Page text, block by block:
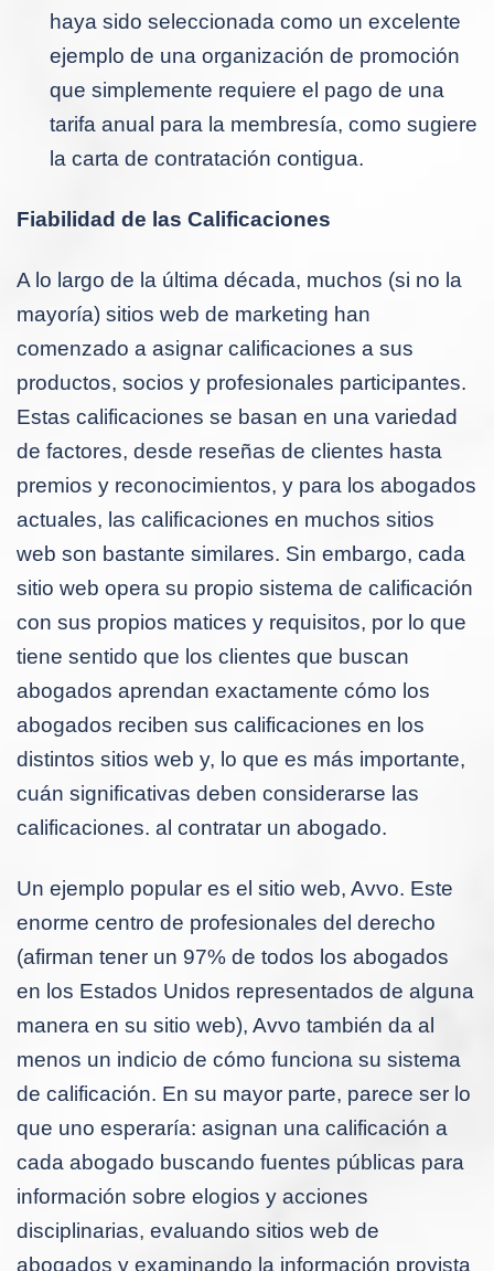
haya sido seleccionada como un excelente
ejemplo de una organización de promoción
que simplemente requiere el pago de una
tarifa anual para la membresía, como sugiere
la carta de contratación contigua.
Fiabilidad de las Calificaciones
A lo largo de la última década, muchos (si no la
mayoría) sitios web de marketing han
comenzado a asignar calificaciones a sus
productos, socios y profesionales participantes.
Estas calificaciones se basan en una variedad
de factores, desde reseñas de clientes hasta
premios y reconocimientos, y para los abogados
actuales, las calificaciones en muchos sitios
web son bastante similares. Sin embargo, cada
sitio web opera su propio sistema de calificación
con sus propios matices y requisitos, por lo que
tiene sentido que los clientes que buscan
abogados aprendan exactamente cómo los
abogados reciben sus calificaciones en los
distintos sitios web y, lo que es más importante,
cuán significativas deben considerarse las
calificaciones. al contratar un abogado.
Un ejemplo popular es el sitio web, Avvo. Este
enorme centro de profesionales del derecho
(afirman tener un 97% de todos los abogados
en los Estados Unidos representados de alguna
manera en su sitio web), Avvo también da al
menos un indicio de cómo funciona su sistema
de calificación. En su mayor parte, parece ser lo
que uno esperaría: asignan una calificación a
cada abogado buscando fuentes públicas para
información sobre elogios y acciones
disciplinarias, evaluando sitios web de
abogados y examinando la información provista